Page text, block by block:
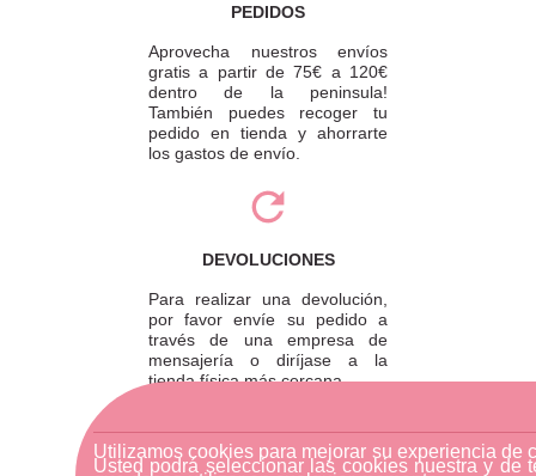
Utilizamos cookies para mejorar su experiencia de
Usted podrá seleccionar las cookies nuestra y de
PEDIDOS
Aprovecha nuestros envíos
gratis a partir de 75€ a 120€
dentro de la peninsula!
También puedes recoger tu
pedido en tienda y ahorrarte
los gastos de envío.
DEVOLUCIONES
Para realizar una devolución,
por favor envíe su pedido a
través de una empresa de
mensajería o diríjase a la
tienda física más cercana.